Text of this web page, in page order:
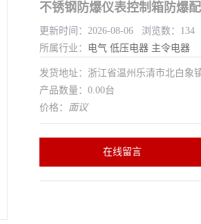
不锈钢防爆仪表控制箱防爆
更新时间：2026-08-06 浏览数：134
所属行业： 电气 低压电器 主令电器
发货地址：浙江省温州乐清市北白象
产品数量：0.00台
价格： 面议
在线留言